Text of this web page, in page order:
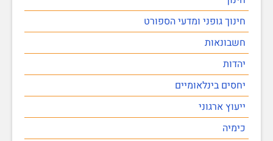
חינוך גופני ומדעי הספורט
חשבונאות
יהדות
יחסים בינלאומיים
ייעוץ ארגוני
כימיה